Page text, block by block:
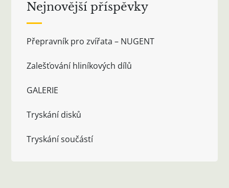
Nejnovější příspěvky
Přepravník pro zvířata – NUGENT
Zalešťování hliníkových dílů
GALERIE
Tryskání disků
Tryskání součástí